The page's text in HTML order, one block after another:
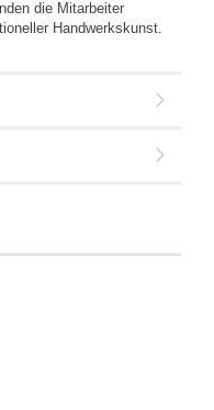
die Mitarbeiter
Handwerkskunst.